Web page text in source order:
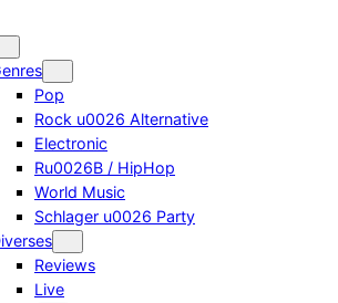
Pop
Rock u0026 Alternative
Electronic
Ru0026B / HipHop
World Music
Schlager u0026 Party
Reviews
Live